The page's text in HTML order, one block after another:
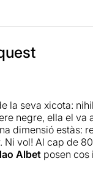
estructural
pel·lícula de
l'espectacle
cartes i
distingir entre
la peça és
indispensable
la seva xicota:
negre, ella el va
dimensió estàs:
vol! Al cap de
Albetposen cos